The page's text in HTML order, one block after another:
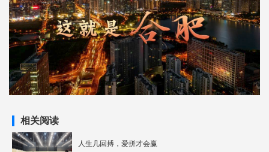
相关阅读
人生几回搏，爱拼才会赢